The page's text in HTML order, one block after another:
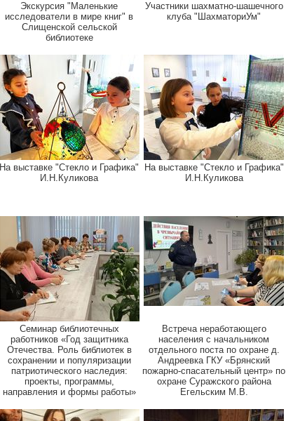
Экскурсия "Маленькие
исследователи в мире книг" в
Слищенской сельской
библиотеке
Участники шахматно-шашечного
клуба "ШахматориУм"
На выставке "Стекло и Графика"
И.Н.Куликова
На выставке "Стекло и Графика"
И.Н.Куликова
Семинар библиотечных
работников «Год защитника
Отечества. Роль библиотек в
сохранении и популяризации
патриотического наследия:
проекты, программы,
направления и формы работы»
Встреча неработающего
населения с начальником
отдельного поста по охране д.
Андреевка ГКУ «Брянский
пожарно-спасательный центр» по
охране Суражского района
Егельским М.В.